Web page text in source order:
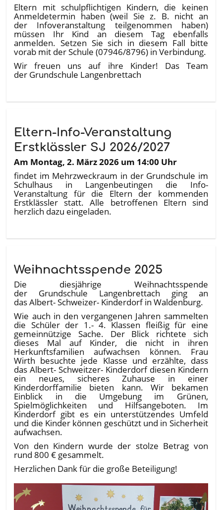
Eltern mit schulpflichtigen Kindern, die keinen
Anmeldetermin haben (weil Sie z. B. nicht an
der Infoveranstaltung teilgenommen haben)
müssen Ihr Kind an diesem Tag ebenfalls
anmelden. Setzen Sie sich in diesem Fall bitte
vorab mit der Schule (07946/8796) in Verbindung.
Wir freuen uns auf ihre Kinder! Das Team
der Grundschule Langenbrettach
Eltern-Info-Veranstaltung
Erstklässler SJ 2026/2027
Am Montag, 2. März 2026 um 14:00 Uhr
findet im Mehrzweckraum in der Grundschule im
Schulhaus in Langenbeutingen die Info-
Veranstaltung für die Eltern der kommenden
Erstklässler statt. Alle betroffenen Eltern sind
herzlich dazu eingeladen.
Weihnachtsspende 2025
Die diesjährige Weihnachtsspende
der Grundschule Langenbrettach ging an
das Albert- Schweizer- Kinderdorf in Waldenburg.
Wie auch in den vergangenen Jahren sammelten
die Schüler der 1.- 4. Klassen fleißig für eine
gemeinnützige Sache. Der Blick richtete sich
dieses Mal auf Kinder, die nicht in ihren
Herkunftsfamilien aufwachsen können. Frau
Wirth besuchte jede Klasse und erzählte, dass
das Albert- Schweitzer- Kinderdorf diesen Kindern
ein neues, sicheres Zuhause in einer
Kinderdorffamilie bieten kann. Wir bekamen
Einblick in die Umgebung im Grünen,
Spielmöglichkeiten und Hilfsangeboten. Im
Kinderdorf gibt es ein unterstützendes Umfeld
und die Kinder können geschützt und in Sicherheit
aufwachsen.
Von den Kindern wurde der stolze Betrag von
rund 800 € gesammelt.
Herzlichen Dank für die große Beteiligung!